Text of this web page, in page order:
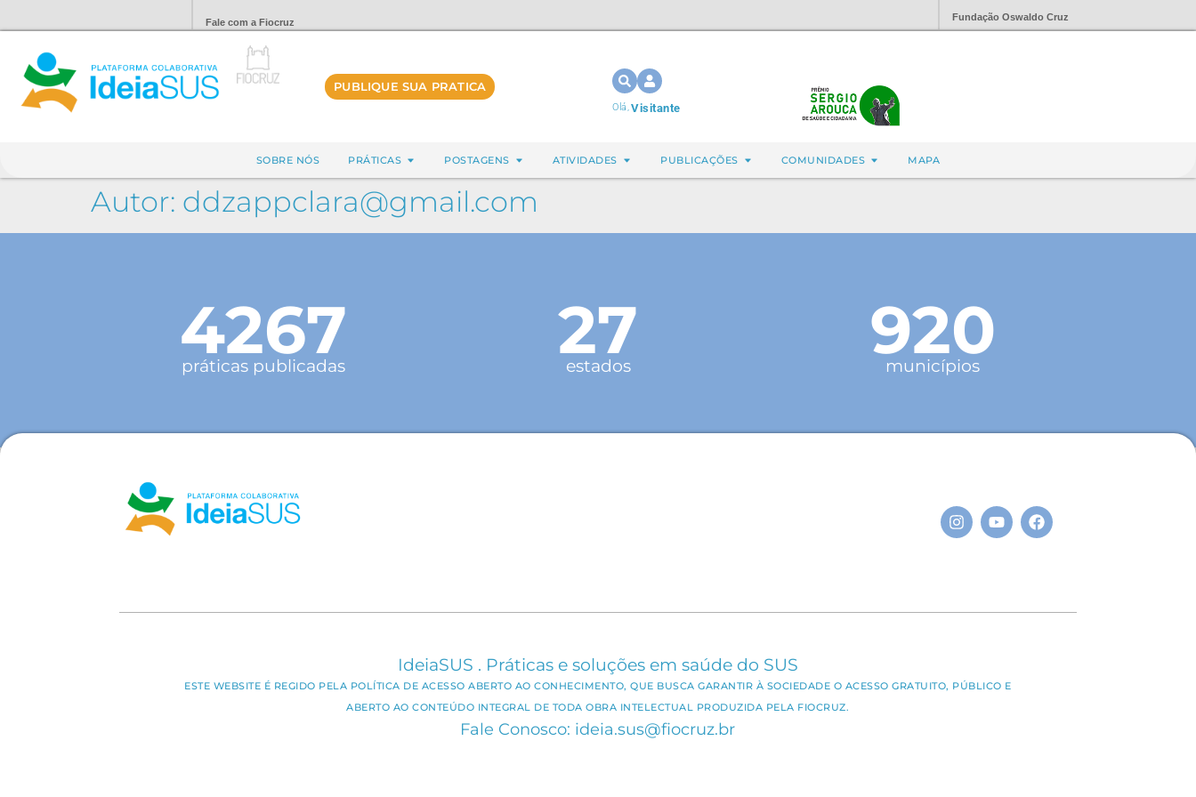
Fale com a Fiocruz Fundação Oswaldo Cruz
PUBLIQUE SUA PRATICA
Olá,Visitante
SOBRE NÓS PRÁTICAS POSTAGENS ATIVIDADES PUBLICAÇÕES COMUNIDADES MAPA
Autor: ddzappclara@gmail.com
4267
práticas publicadas 27
estados 920
municípios
IdeiaSUS . Práticas e soluções em saúde do SUS
ESTE WEBSITE É REGIDO PELA POLÍTICA DE ACESSO ABERTO AO CONHECIMENTO, QUE BUSCA GARANTIR À SOCIEDADE O ACESSO GRATUITO, PÚBLICO E
ABERTO AO CONTEÚDO INTEGRAL DE TODA OBRA INTELECTUAL PRODUZIDA PELA FIOCRUZ.
Fale Conosco: ideia.sus@fiocruz.br